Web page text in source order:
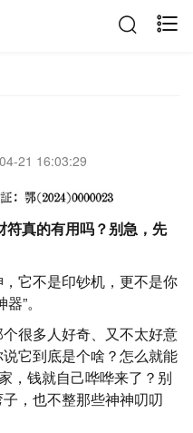
21 16:03:29
符真的有用吗？别急，先
它不是印钞机，更不是你
”。
很多人好奇、又不太好意
它到底是个啥？怎么就能
，钱就自己哗哗来了？别
，也不整那些神神叨叨